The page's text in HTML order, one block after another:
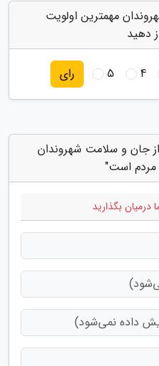
مهمترین اولویت
دهید
4
5 رای
جان و سلامت شهروندان
مردم است"
درمیان بگذارید